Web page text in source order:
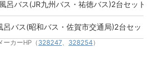
呂バス(JR九州バス・祐徳バス)2台セットA
呂バス(昭和バス・佐賀市交通局)2台セット
ーカーHP（ 328247、 328254）